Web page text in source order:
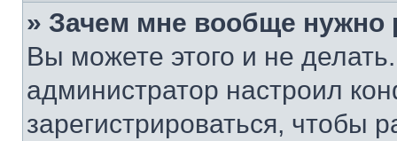
» Зачем мне вообще нужно
Вы можете этого и не
администратор настроил
зарегистрироваться, чтобы